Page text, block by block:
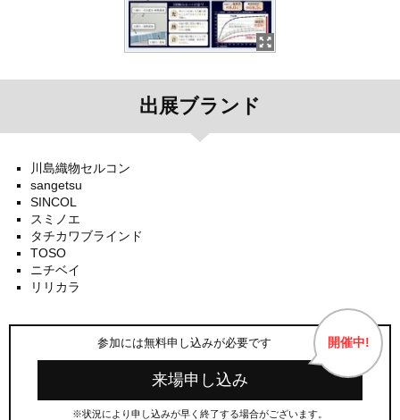
出展ブランド
川島織物セルコン
sangetsu
SINCOL
スミノエ
タチカワブラインド
TOSO
ニチベイ
リリカラ
参加には無料申し込みが必要です 開催中!
来場申し込み
※状況により申し込みが早く終了する場合がございます。